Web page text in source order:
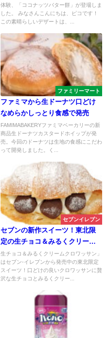
体験、「ココナッツバター餅」が登場しま
した。 みなさんこんにちは、ピコです！
この素晴らしいデザートは、...
ファミリーマート
ファミマから生ドーナツ口どけ
なめらかしっとり食感で発売
FAMIMABAKERYファミマベーカリーの新
商品生ドーナツカスタードホイップが発
売。今回のドーナツは生地の食感にこだわ
って開発しました。く...
セブンイレブン
セブンの新作スイーツ！東北限
定の生チョコ＆みるくクリーム
クロワッサンが登場！
生チョコ＆みるくクリームクロワッサン」
はセブン-イレブンから発売中の東北限定
スイーツ！口どけの良いクロワッサンに贅
沢な生チョコとみるくクリー...